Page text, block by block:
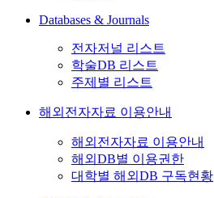
Databases & Journals
전자저널 리스트
학술DB 리스트
주제별 리스트
해외전자자료 이용안내
해외전자자료 이용안내
해외DB별 이용권한
대학별 해외DB 구독현황